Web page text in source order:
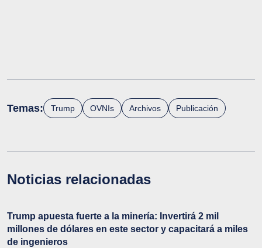
Temas: Trump OVNIs Archivos Publicación
Noticias relacionadas
Trump apuesta fuerte a la minería: Invertirá 2 mil
millones de dólares en este sector y capacitará a miles
de ingenieros